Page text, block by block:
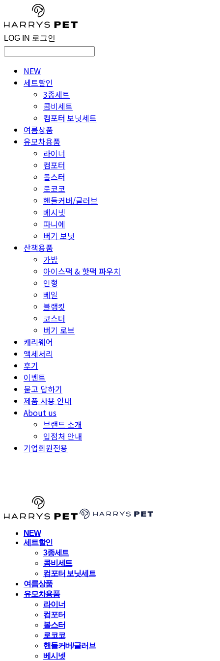
LOG IN 로그인
NEW
세트할인
3종세트
콤비세트
컴포터 보닛세트
여름상품
유모차용품
라이너
컴포터
볼스터
로코코
핸들커버/글러브
베시넷
파니에
버기 보닛
산책용품
가방
아이스팩 & 핫팩 파우치
인형
베일
블랭킷
코스터
버기 로브
캐리웨어
액세서리
후기
이벤트
묻고 답하기
제품 사용 안내
About us
브랜드 소개
입점처 안내
기업회원전용
NEW
세트할인
3종세트
콤비세트
컴포터 보닛세트
여름상품
유모차용품
라이너
컴포터
볼스터
로코코
핸들커버/글러브
베시넷